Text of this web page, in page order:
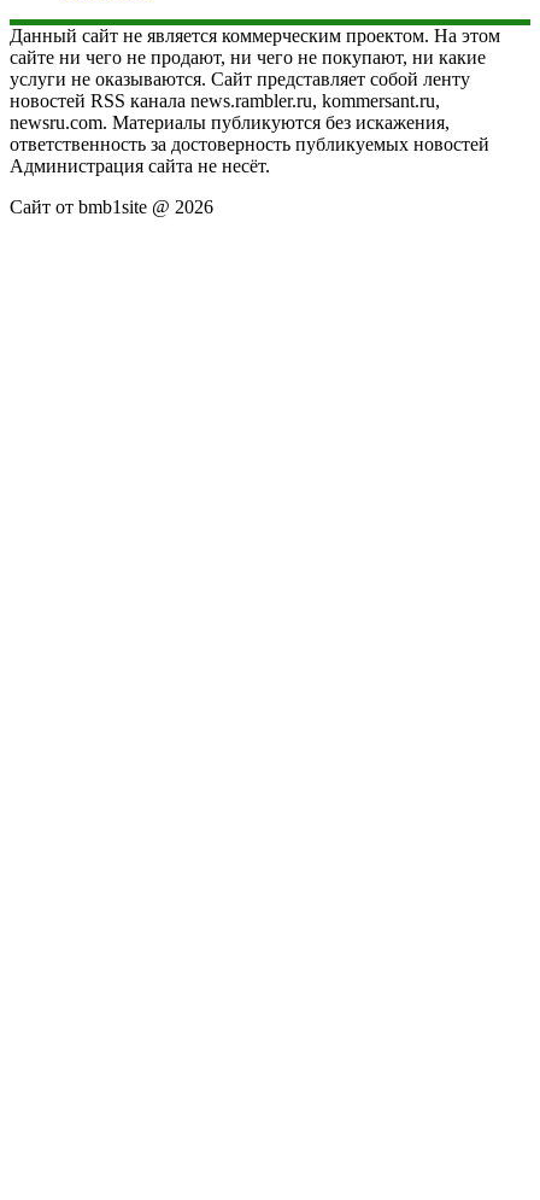
Данный сайт не является коммерческим проектом. На этом
сайте ни чего не продают, ни чего не покупают, ни какие
услуги не оказываются. Сайт представляет собой ленту
новостей RSS канала news.rambler.ru, kommersant.ru,
newsru.com. Материалы публикуются без искажения,
ответственность за достоверность публикуемых новостей
Администрация сайта не несёт.
Сайт от bmb1site @ 2026